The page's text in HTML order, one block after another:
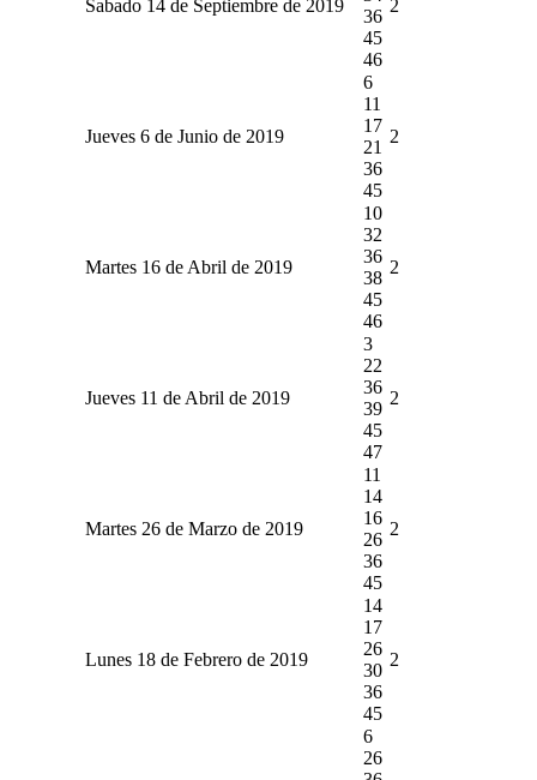
Sabado 14 de Septiembre de 2019
36
45
46
2
Jueves 6 de Junio de 2019
6
11
17
21
36
45
2
Martes 16 de Abril de 2019
10
32
36
38
45
46
2
Jueves 11 de Abril de 2019
3
22
36
39
45
47
2
Martes 26 de Marzo de 2019
11
14
16
26
36
45
2
Lunes 18 de Febrero de 2019
14
17
26
30
36
45
2
6
26